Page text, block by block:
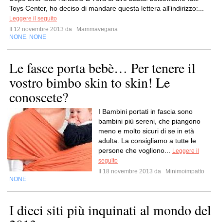
Toys Center, ho deciso di mandare questa lettera all'indirizzo:...
Leggere il seguito
Il 12 novembre 2013 da
Mammavegana
NONE NONE
Le fasce porta bebè… Per tenere il
vostro bimbo skin to skin! Le
conoscete?
I Bambini portati in fascia sono
bambini più sereni, che piangono
meno e molto sicuri di se in età
adulta. La consigliamo a tutte le
persone che vogliono...
Leggere il
seguito
Il 18 novembre 2013 da
Minimoimpatto
NONE
I dieci siti più inquinati al mondo del